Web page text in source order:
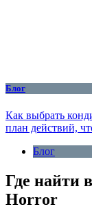
Блог
Как выбрать
план действий,
Блог
Где найти
Horror